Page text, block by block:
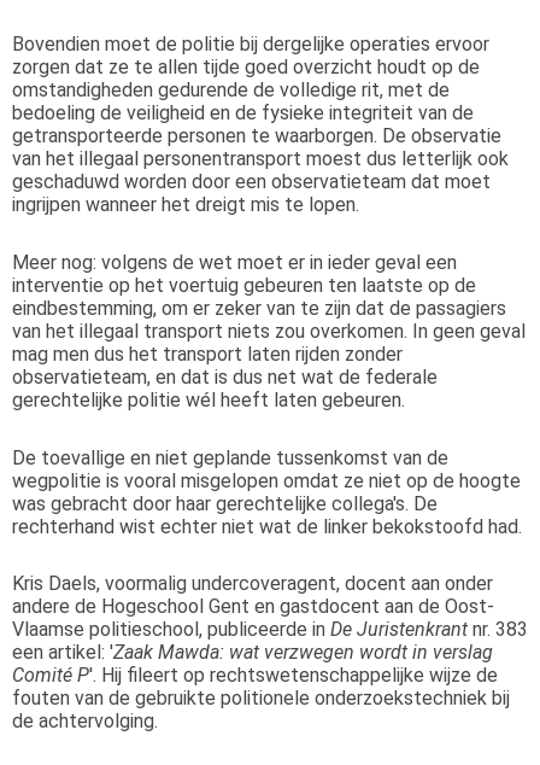
Bovendien moet de politie bij dergelijke operaties ervoor
zorgen dat ze te allen tijde goed overzicht houdt op de
omstandigheden gedurende de volledige rit, met de
bedoeling de veiligheid en de fysieke integriteit van de
getransporteerde personen te waarborgen. De observatie
van het illegaal personentransport moest dus letterlijk ook
geschaduwd worden door een observatieteam dat moet
ingrijpen wanneer het dreigt mis te lopen.
Meer nog: volgens de wet moet er in ieder geval een
interventie op het voertuig gebeuren ten laatste op de
eindbestemming, om er zeker van te zijn dat de passagiers
van het illegaal transport niets zou overkomen. In geen geval
mag men dus het transport laten rijden zonder
observatieteam, en dat is dus net wat de federale
gerechtelijke politie wél heeft laten gebeuren.
De toevallige en niet geplande tussenkomst van de
wegpolitie is vooral misgelopen omdat ze niet op de hoogte
was gebracht door haar gerechtelijke collega's. De
rechterhand wist echter niet wat de linker bekokstoofd had.
Kris Daels, voormalig undercoveragent, docent aan onder
andere de Hogeschool Gent en gastdocent aan de Oost-
Vlaamse politieschool, publiceerde in De Juristenkrant nr. 383
een artikel: 'Zaak Mawda: wat verzwegen wordt in verslag
Comité P'. Hij fileert op rechtswetenschappelijke wijze de
fouten van de gebruikte politionele onderzoekstechniek bij
de achtervolging.